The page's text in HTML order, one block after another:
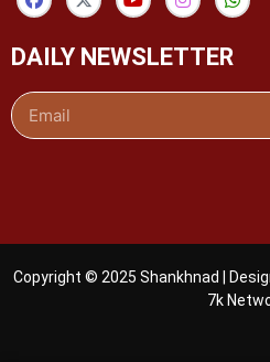
DAILY NEWSLETTER
Copyright © 2025 Shankhnad |
7k